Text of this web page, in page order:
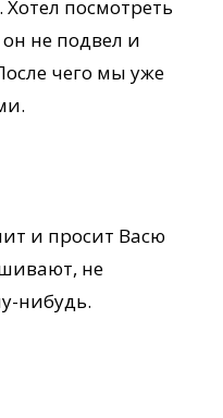
посмотреть
не подвел и
чего мы уже
и просит Васю
не
нибудь.